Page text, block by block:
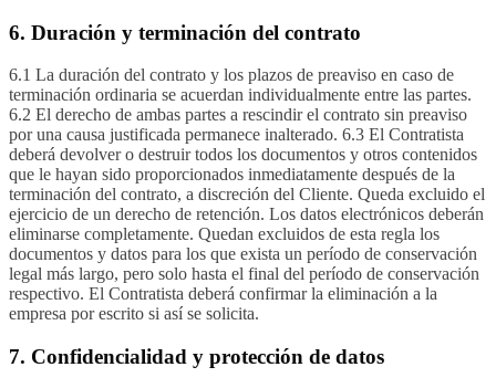
6. Duración y terminación del contrato
6.1 La duración del contrato y los plazos de preaviso en caso de
terminación ordinaria se acuerdan individualmente entre las partes.
6.2 El derecho de ambas partes a rescindir el contrato sin preaviso
por una causa justificada permanece inalterado. 6.3 El Contratista
deberá devolver o destruir todos los documentos y otros contenidos
que le hayan sido proporcionados inmediatamente después de la
terminación del contrato, a discreción del Cliente. Queda excluido el
ejercicio de un derecho de retención. Los datos electrónicos deberán
eliminarse completamente. Quedan excluidos de esta regla los
documentos y datos para los que exista un período de conservación
legal más largo, pero solo hasta el final del período de conservación
respectivo. El Contratista deberá confirmar la eliminación a la
empresa por escrito si así se solicita.
7. Confidencialidad y protección de datos